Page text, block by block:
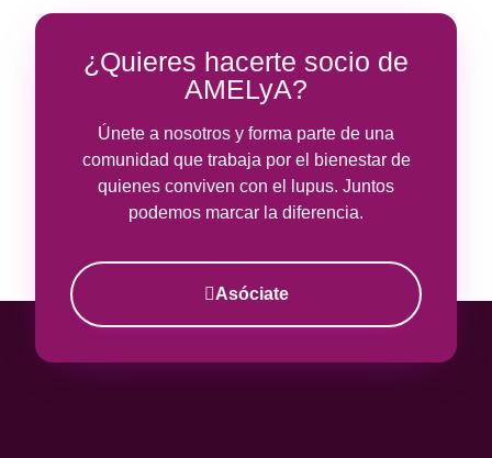
¿Quieres hacerte socio de
AMELyA?
Únete a nosotros y forma parte de una
comunidad que trabaja por el bienestar de
quienes conviven con el lupus. Juntos
podemos marcar la diferencia.
Asóciate